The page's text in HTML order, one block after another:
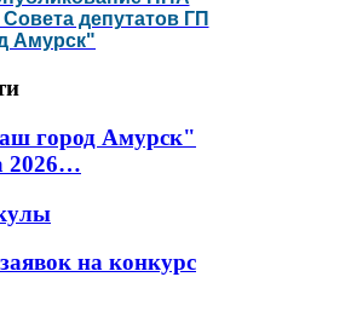
депутатов ГП
Амурск"
город Амурск"
2026…
на конкурс